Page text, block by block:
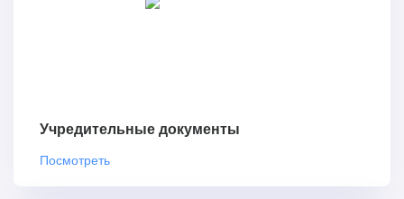
Учредительные документы
Посмотреть